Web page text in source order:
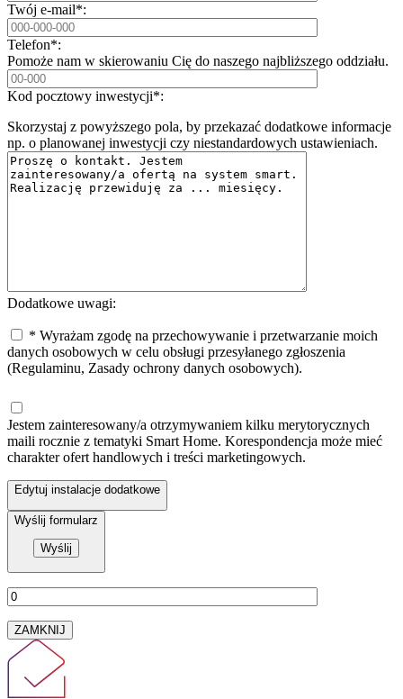
Twój e-mail*:
Telefon*:
Pomoże nam w skierowaniu Cię do naszego najbliższego oddziału.
Kod pocztowy inwestycji*:
Skorzystaj z powyższego pola, by przekazać dodatkowe informacje
np. o planowanej inwestycji czy niestandardowych ustawieniach.
Dodatkowe uwagi:
* Wyrażam zgodę na przechowywanie i przetwarzanie moich
danych osobowych w celu obsługi przesyłanego zgłoszenia
(Regulaminu, Zasady ochrony danych osobowych).
Jestem zainteresowany/a otrzymywaniem kilku merytorycznych
maili rocznie z tematyki Smart Home. Korespondencja może mieć
charakter ofert handlowych i treści marketingowych.
Edytuj instalacje dodatkowe
Wyślij formularz
ZAMKNIJ